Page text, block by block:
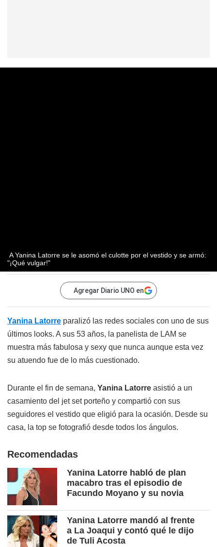
A Yanina Latorre se le asomó el culotte por el vestido y se armó:
"¡Qué vulgar!"
Agregar Diario UNO en
Yanina Latorre paralizó las redes sociales con uno de sus
últimos looks. A sus 53 años, la panelista de LAM se
muestra más fabulosa y sexy que nunca aunque esta vez
su atuendo fue de lo más cuestionado.
Durante el fin de semana, Yanina Latorre asistió a un
casamiento del jet set porteño y compartió con sus
seguidores el vestido que eligió para la ocasión. Desde su
casa, la top se fotografió desde todos los ángulos.
Recomendadas
Yanina Latorre habló de plan
macabro tras el episodio de
Facundo Moyano y su novia
Yanina Latorre mandó al frente
a La Joaqui y contó qué le dijo
de Tuli Acosta